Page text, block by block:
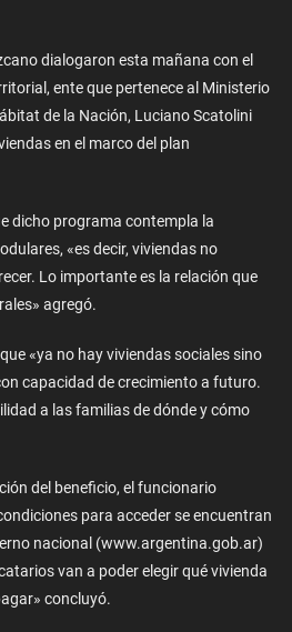
dialogaron esta mañana con el
ente que pertenece al Ministerio
de la Nación, Luciano Scatolini
en el marco del plan
dicho programa contempla la
«es decir, viviendas no
Lo importante es la relación que
agregó.
«ya no hay viviendas sociales sino
capacidad de crecimiento a futuro.
a las familias de dónde y cómo
del beneficio, el funcionario
para acceder se encuentran
nacional (www.argentina.gob.ar)
van a poder elegir qué vivienda
concluyó.